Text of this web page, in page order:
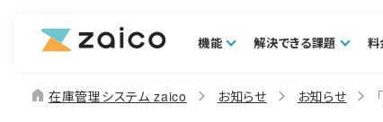
機能 解決できる課題 料
home 在庫管理システム zaico お知らせ お知らせ